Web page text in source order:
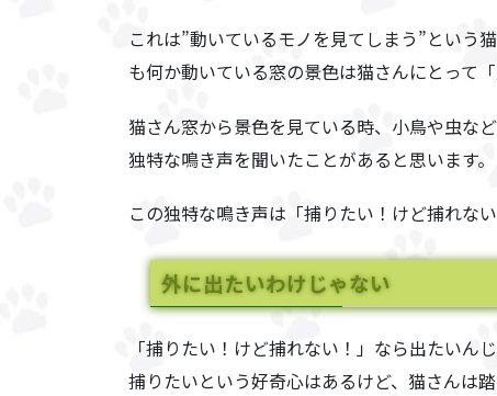
これは”動いているモノを見てしまう”という
も何か動いている窓の景色は猫さんにとって
猫さん窓から景色を見ている時、小鳥や虫な
独特な鳴き声を聞いたことがあると思います。
この独特な鳴き声は「捕りたい！けど捕れな
外に出たいわけじゃない
「捕りたい！けど捕れない！」なら出たいん
捕りたいという好奇心はあるけど、猫さんは